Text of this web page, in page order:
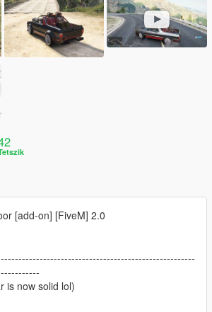
[add-on] [FiveM] 2.0
is now solid lol)